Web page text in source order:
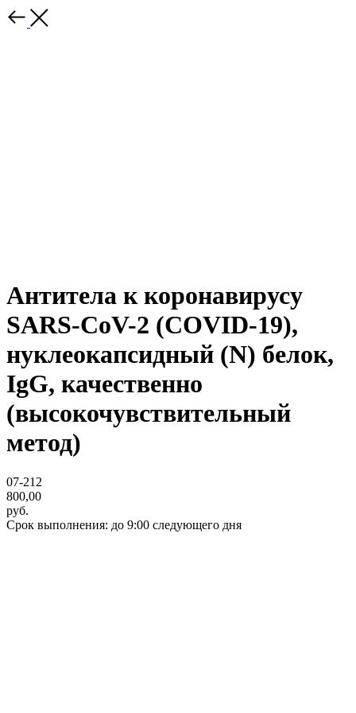
Антитела к коронавирусу
SARS-CoV-2 (COVID-19),
нуклеокапсидный (N) белок,
IgG, качественно
(высокочувствительный
метод)
07-212
800,00
руб.
Срок выполнения: до 9:00 следующего дня